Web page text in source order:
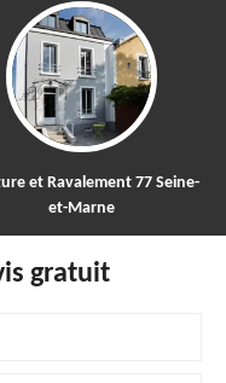
et Ravalement 77 Seine-
et-Marne
gratuit